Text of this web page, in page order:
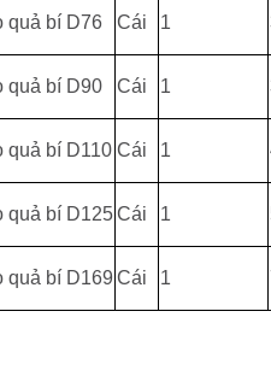
quả bí D76 Cái 1
quả bí D90 Cái 1
quả bí D110 Cái 1
quả bí D125Cái 1
quả bí D169 Cái 1